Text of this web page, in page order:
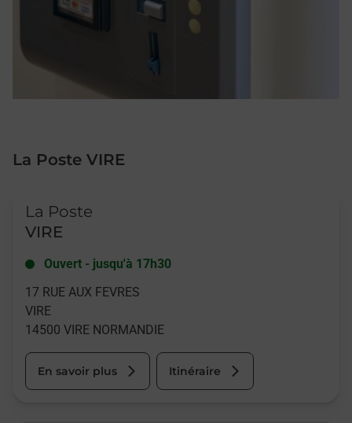
La Poste VIRE
La Poste
VIRE
Ouvert - jusqu'à 17h30
17 RUE AUX FEVRES
VIRE
14500 VIRE NORMANDIE
En savoir plus Itinéraire